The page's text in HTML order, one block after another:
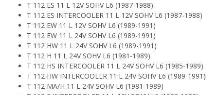
T 112 ES 11 L 12V SOHV L6 (1987-1988)
T 112 ES INTERCOOLER 11 L 12V SOHV L6 (1987-1988)
T 112 EW 11 L 12V SOHV L6 (1989-1991)
T 112 EW 11 L 24V SOHV L6 (1989-1991)
T 112 HW 11 L 24V SOHV L6 (1989-1991)
T 112 H 11 L 24V SOHV L6 (1981-1989)
T 112 HS INTERCOOLER 11 L 24V SOHV L6 (1985-1989)
T 112 HW INTERCOOLER 11 L 24V SOHV L6 (1989-1991)
T 112 MA/H 11 L 24V SOHV L6 (1981-1989)